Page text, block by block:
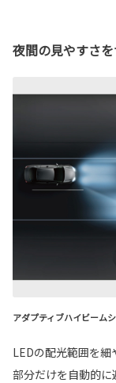
夜間の見やすさを
アダプティブハイビームシ
LEDの配光範囲を
部分だけを自動的に